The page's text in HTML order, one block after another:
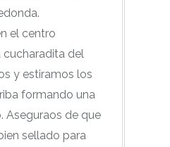
el centro
del
y estiramos los
formando una
Aseguraos de que
sellado para